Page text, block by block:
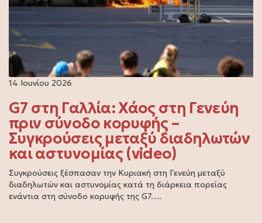
14 Ιουνίου 2026
G7 στη Γαλλία: Χάος στη Γενεύη
πριν σύνοδο κορυφής –
Συγκρούσεις μεταξύ διαδηλωτών
και αστυνομίας (video)
Συγκρούσεις ξέσπασαν την Κυριακή στη Γενεύη μεταξύ
διαδηλωτών και αστυνομίας κατά τη διάρκεια πορείας
ενάντια στη σύνοδο κορυφής της G7….